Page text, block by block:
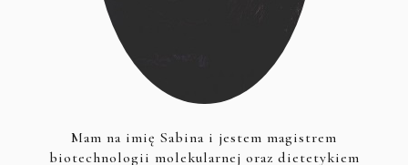
Mam na imię Sabina i jestem magistrem
biotechnologii molekularnej oraz dietetykiem